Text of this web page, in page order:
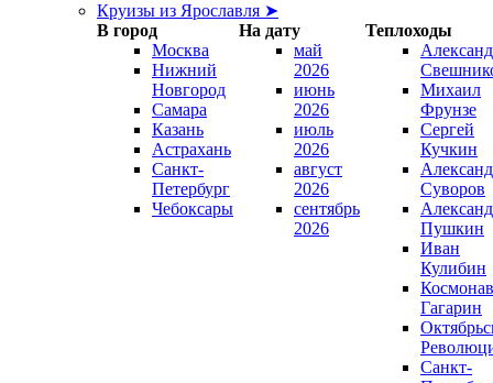
Круизы из Ярославля ➤
В город
На дату
Теплоходы
Москва
Нижний
Новгород
Самара
Казань
Астрахань
Санкт-
Петербург
Чебоксары
май
2026
июнь
2026
июль
2026
август
2026
сентябрь
2026
Михаил
Фрунзе
Сергей
Кучкин
Суворов
Пушкин
Иван
Кулибин
Гагарин
Санкт-